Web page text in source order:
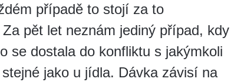
případě to stojí za to
pět let neznám jediný případ, kdy
se dostala do konfliktu s jakýmkoli
jako u jídla. Dávka závisí na